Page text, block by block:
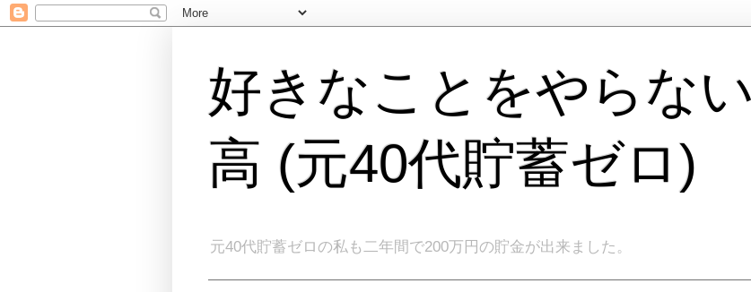
好きなことをやらな
高 (元40代貯蓄ゼロ)
元40代貯蓄ゼロの私も二年間で200万円の貯金が出来ました。